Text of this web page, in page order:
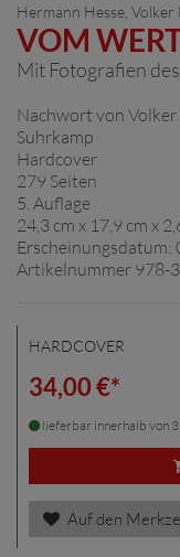
Hermann Hesse Volker
VOM
Mit Fotografien
Nachwort von
Suhrkamp
Hardcover
279 Seiten
5. Auflage
24,3 cm x 17,9 cm x
Erscheinungsdatum:
Artikelnummer 978-
HARDCOVER
34,00 €*
lieferbar innerhalb von
Auf den